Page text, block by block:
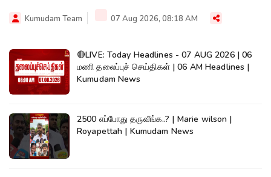
Kumudam Team 07 Aug 2026, 08:18 AM
🔴LIVE: Today Headlines - 07 AUG 2026 | 06
மணி தலைப்புச் செய்திகள் | 06 AM Headlines |
Kumudam News
2500 எப்போது தருவீங்க..? | Marie wilson |
Royapettah | Kumudam News